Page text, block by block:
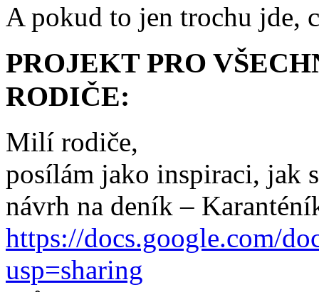
A pokud to jen trochu jde,
PROJEKT PRO
RODIČE:
Milí rodiče,
posílám jako inspiraci, jak
návrh na deník –
https://docs.google.com/
usp=sharing